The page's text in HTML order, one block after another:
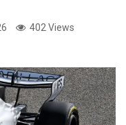
402 Views